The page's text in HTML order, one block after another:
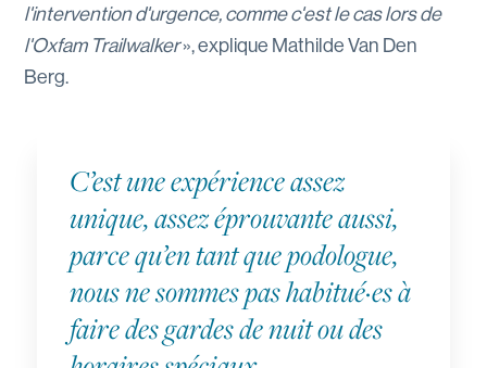
l'intervention d'urgence, comme c'est le cas lors de
l'Oxfam Trailwalker», explique Mathilde Van Den
Berg.
C’est une expérience assez
unique, assez éprouvante aussi,
parce qu’en tant que podologue,
nous ne sommes pas habitué·es à
faire des gardes de nuit ou des